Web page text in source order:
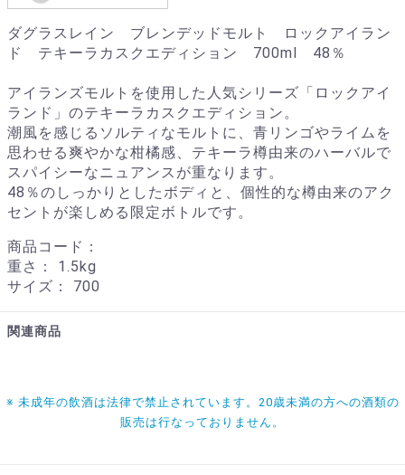
ダグラスレイン ブレンデッドモルト ロックアイラン
ド テキーラカスクエディション 700ml 48％
アイランズモルトを使用した人気シリーズ「ロックアイ
ランド」のテキーラカスクエディション。
潮風を感じるソルティなモルトに、青リンゴやライムを
思わせる爽やかな柑橘感、テキーラ樽由来のハーバルで
スパイシーなニュアンスが重なります。
48％のしっかりとしたボディと、個性的な樽由来のアク
セントが楽しめる限定ボトルです。
商品コード：
重さ： 1.5kg
サイズ： 700
関連商品
※ 未成年の飲酒は法律で禁止されています。20歳未満の方への酒類の
販売は行なっておりません。